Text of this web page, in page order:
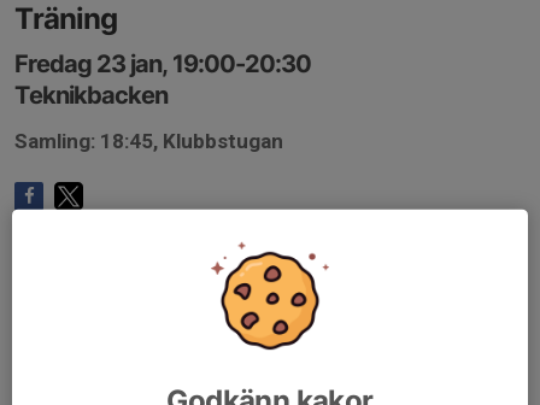
Träning
Fredag 23 jan, 19:00-20:30
Teknikbacken
Samling: 18:45, Klubbstugan